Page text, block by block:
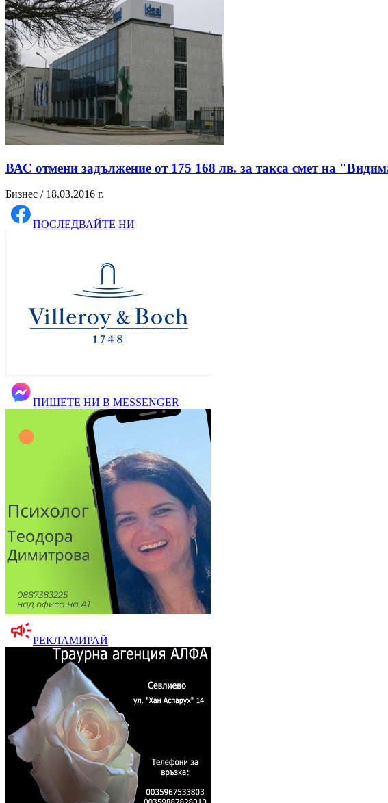
ВАС отмени задължение от 175 168 лв. за такса смет на
Бизнес / 18.03.2016 г.
ПОСЛЕДВАЙТЕ НИ
ПИШЕТЕ НИ В MESSENGER
РЕКЛАМИРАЙ